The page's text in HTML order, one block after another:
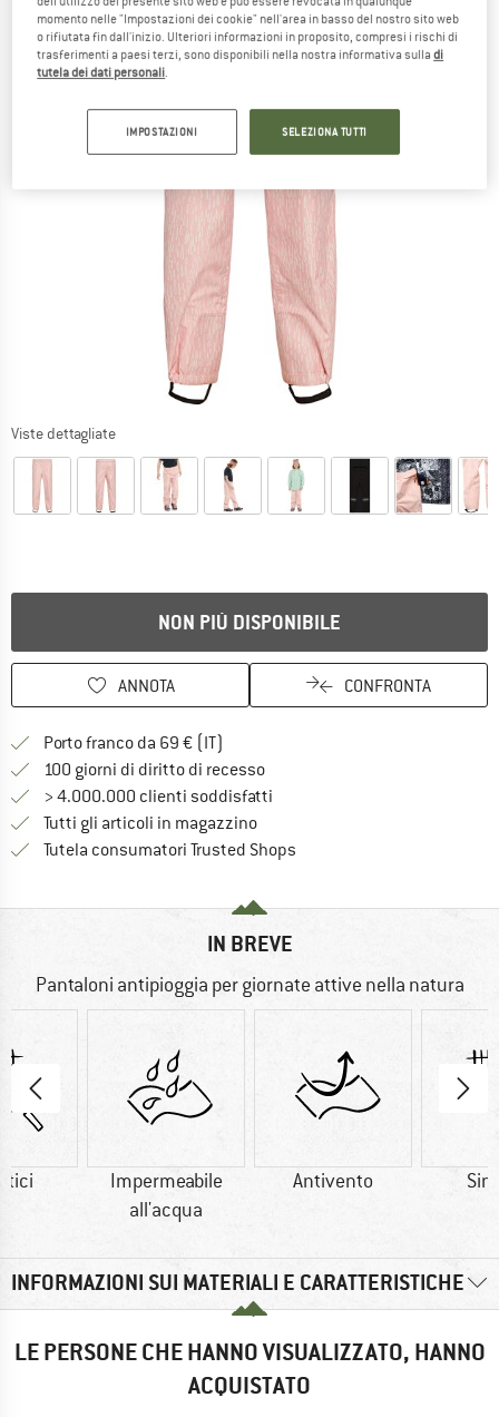
Viste dettagliate
NON PIÙ DISPONIBILE
ANNOTA CONFRONTA
Porto franco da 69 € (IT)
100 giorni di diritto di recessoVai alla politica di recesso qui
> 4.000.000 clienti soddisfatti
Tutti gli articoli in magazzino
Tutela consumatori Trusted Shops
IN BREVE
Pantaloni antipioggia per giornate attive nella natura
Impermeabile
all'acqua
Antivento
INFORMAZIONI SUI MATERIALI E CARATTERISTICHE
LE PERSONE CHE HANNO VISUALIZZATO, HANNO
ACQUISTATO
momento nelle "Impostazioni dei cookie" nell'area in basso del nostro sito web
o rifiutata fin dall'inizio. Ulteriori informazioni in proposito, compresi i rischi di
trasferimenti a paesi terzi, sono disponibili nella nostra informativa sulladi
tutela dei dati personali.
IMPOSTAZIONI SELEZIONA TUTTI